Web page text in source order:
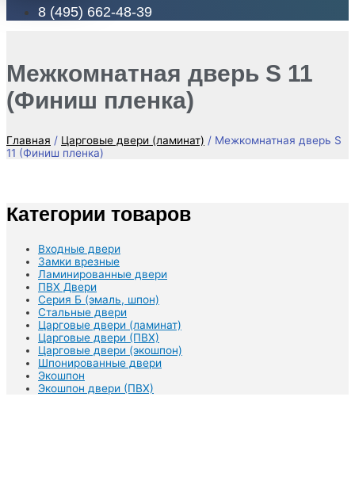
8 (495) 662-48-39
Межкомнатная дверь S 11
(Финиш пленка)
Главная / Царговые двери (ламинат) / Межкомнатная дверь S
11 (Финиш пленка)
Категории товаров
Входные двери
Замки врезные
Ламинированные двери
ПВХ Двери
Серия Б (эмаль, шпон)
Стальные двери
Царговые двери (ламинат)
Царговые двери (ПВХ)
Царговые двери (экошпон)
Шпонированные двери
Экошпон
Экошпон двери (ПВХ)